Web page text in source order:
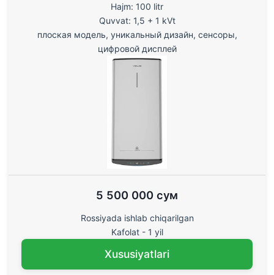
Hajm: 100 litr
Quvvat: 1,5 + 1 kVt
плоская модель, уникальный дизайн, сенсоры,
цифровой дисплей
5 500 000 сум
Rossiyada ishlab chiqarilgan
Kafolat - 1 yil
Xususiyatlari